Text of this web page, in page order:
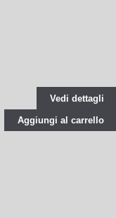
Vedi dettagli
Aggiungi al carrello